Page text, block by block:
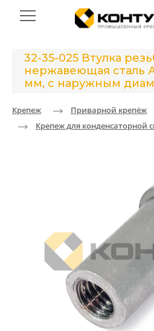
32-35-025 Втулка
нержавеющая сталь
мм, с наружным
Крепеж
Приварной крепёж
Крепеж для конденсаторной